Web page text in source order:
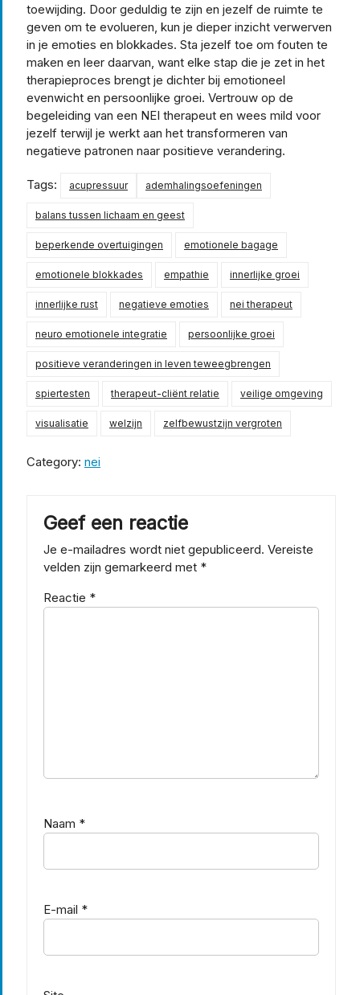
toewijding. Door geduldig te zijn en jezelf de ruimte te
geven om te evolueren, kun je dieper inzicht verwerven
in je emoties en blokkades. Sta jezelf toe om fouten te
maken en leer daarvan, want elke stap die je zet in het
therapieproces brengt je dichter bij emotioneel
evenwicht en persoonlijke groei. Vertrouw op de
begeleiding van een NEI therapeut en wees mild voor
jezelf terwijl je werkt aan het transformeren van
negatieve patronen naar positieve verandering.
Tags: acupressuur ademhalingsoefeningen
balans tussen lichaam en geest
beperkende overtuigingen emotionele bagage
emotionele blokkades empathie innerlijke groei
innerlijke rust negatieve emoties nei therapeut
neuro emotionele integratie persoonlijke groei
positieve veranderingen in leven teweegbrengen
spiertesten therapeut-cliënt relatie veilige omgeving
visualisatie welzijn zelfbewustzijn vergroten
Category: nei
Geef een reactie
Je e-mailadres wordt niet gepubliceerd. Vereiste
velden zijn gemarkeerd met *
Reactie *
Naam *
E-mail *